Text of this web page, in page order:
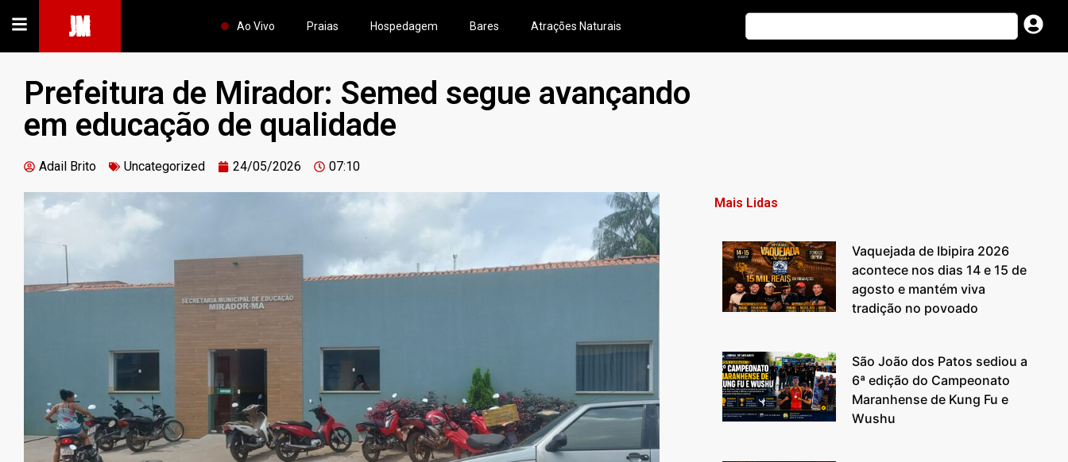
JM Ao Vivo Praias Hospedagem Bares Atrações Naturais
Prefeitura de Mirador: Semed segue avançando
em educação de qualidade
Adail Brito Uncategorized 24/05/2026 07:10
Mais Lidas
Vaquejada de Ibipira 2026
acontece nos dias 14 e 15 de
agosto e mantém viva
tradição no povoado
São João dos Patos sediou a
6ª edição do Campeonato
Maranhense de Kung Fu e
Wushu